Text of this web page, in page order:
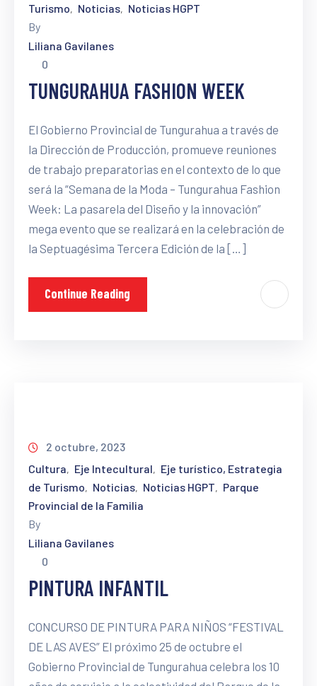
Turismo‚ Noticias‚ Noticias HGPT
By
Liliana Gavilanes
0
TUNGURAHUA FASHION WEEK
El Gobierno Provincial de Tungurahua a través de
la Dirección de Producción, promueve reuniones
de trabajo preparatorias en el contexto de lo que
será la “Semana de la Moda – Tungurahua Fashion
Week: La pasarela del Diseño y la innovación”
mega evento que se realizará en la celebración de
la Septuagésima Tercera Edición de la […]
Continue Reading
2 octubre, 2023
Cultura‚ Eje Intecultural‚ Eje turístico, Estrategia
de Turismo‚ Noticias‚ Noticias HGPT‚ Parque
Provincial de la Familia
By
Liliana Gavilanes
0
PINTURA INFANTIL
CONCURSO DE PINTURA PARA NIÑOS “FESTIVAL
DE LAS AVES” El próximo 25 de octubre el
Gobierno Provincial de Tungurahua celebra los 10